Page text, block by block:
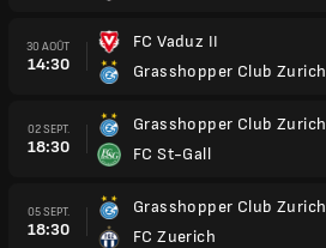
30 AOÛT
14:30
FC Vaduz II
Grasshopper Club Zurich
02 SEPT.
18:30
Grasshopper Club Zurich
FC St-Gall
05 SEPT.
18:30
Grasshopper Club Zurich
FC Zuerich